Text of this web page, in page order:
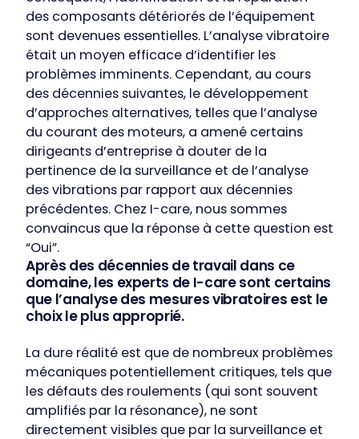
des composants détériorés de l’équipement
sont devenues essentielles. L’analyse vibratoire
était un moyen efficace d’identifier les
problèmes imminents. Cependant, au cours
des décennies suivantes, le développement
d’approches alternatives, telles que l’analyse
du courant des moteurs, a amené certains
dirigeants d’entreprise à douter de la
pertinence de la surveillance et de l’analyse
des vibrations par rapport aux décennies
précédentes. Chez I-care, nous sommes
convaincus que la réponse à cette question est
“Oui”.
Après des décennies de travail dans ce
domaine, les experts de I-care sont certains
que l’analyse des mesures vibratoires est le
choix le plus approprié.
La dure réalité est que de nombreux problèmes
mécaniques potentiellement critiques, tels que
les défauts des roulements (qui sont souvent
amplifiés par la résonance), ne sont
directement visibles que par la surveillance et